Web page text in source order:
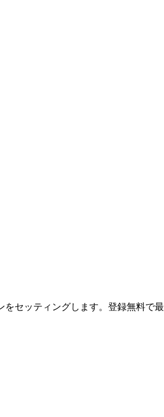
セッティングします。登録無料で